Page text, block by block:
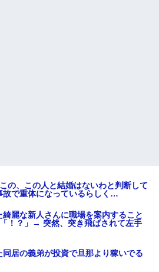
の、この人と結婚はないわと判断して
故で重体になっているらしく…
綺麗な新人さんに職場を案内すること
！？」→ 突然、突き飛ばされて左手
居の義弟が投資で旦那より稼いでる